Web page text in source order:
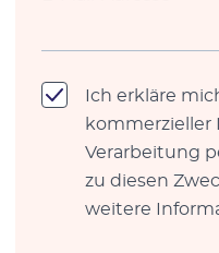
Ich erkläre
Verarbeitung
zu diesen
weitere